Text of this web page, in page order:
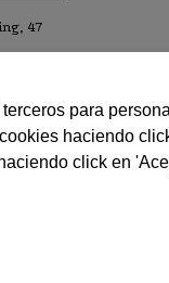
47
(Lleida)
para
haciendo
click en